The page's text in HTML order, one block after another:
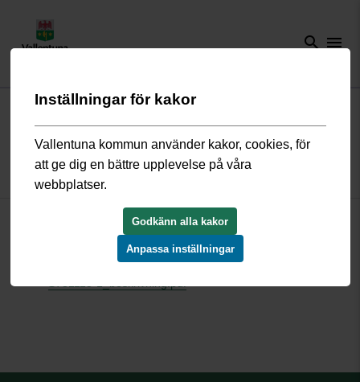
search menu
Start/Bygga, bo och miljö/ Översiktsplan och detaljplaner
Detaljplan Ö Ormsta S781115-1
39§ Byggnadslagen.pdf
S781115-1blad1_plankarta.pdf
S781115-1blad2_plankarta.pdf
Inställningar för kakor
Vallentuna kommun använder kakor, cookies, för
att ge dig en bättre upplevelse på våra
webbplatser.
Godkänn alla kakor
Anpassa inställningar